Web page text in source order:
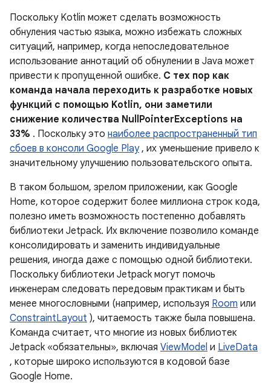
Поскольку Kotlin может сделать возможность
обнуления частью языка, можно избежать сложных
ситуаций, например, когда непоследовательное
использование аннотаций об обнулении в Java может
привести к пропущенной ошибке. С тех пор как
команда начала переходить к разработке новых
функций с помощью Kotlin, они заметили
снижение количества NullPointerExceptions на
33% . Поскольку это наиболее распространенный тип
сбоев в консоли Google Play, их уменьшение привело к
значительному улучшению пользовательского опыта.
В таком большом, зрелом приложении, как Google
Home, которое содержит более миллиона строк кода,
полезно иметь возможность постепенно добавлять
библиотеки Jetpack. Их включение позволило команде
консолидировать и заменить индивидуальные
решения, иногда даже с помощью одной библиотеки.
Поскольку библиотеки Jetpack могут помочь
инженерам следовать передовым практикам и быть
менее многословными (например, используя Room или
ConstraintLayout ), читаемость также была повышена.
Команда считает, что многие из новых библиотек
Jetpack «обязательны», включая ViewModel и LiveData
, которые широко используются в кодовой базе
Google Home.